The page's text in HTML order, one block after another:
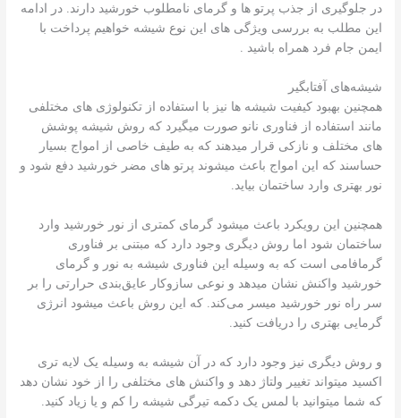
در جلوگیری از جذب پرتو ها و گرمای نامطلوب خورشید دارند. در ادامه
این مطلب به بررسی ویژگی های این نوع شیشه خواهیم پرداخت با
ایمن جام فرد همراه باشید .
شیشه‌های آفتابگیر
همچنین بهبود کیفیت شیشه ها نیز با استفاده از تکنولوژی های مختلفی
مانند استفاده از فناوری نانو صورت میگیرد که روش شیشه پوشش
های مختلف و نازکی قرار میدهند که به طیف خاصی از امواج بسیار
حساسند که این امواج باعث میشوند پرتو های مضر خورشید دفع شود و
نور بهتری وارد ساختمان بیاید.
همچنین این رویکرد باعث میشود گرمای کمتری از نور خورشید وارد
ساختمان شود اما روش دیگری وجود دارد که مبتنی بر فناوری
گرمافامی است که به وسیله این فناوری شیشه به نور و گرمای
خورشید واکنش نشان میدهد و نوعی سازوکار عایق‌بندی حرارتی را بر
سر راه نور خورشید میسر می‌کند. که این روش باعث میشود انرژی
گرمایی بهتری را دریافت کنید.
و روش دیگری نیز وجود دارد که در آن شیشه به وسیله یک لایه تری
اکسید میتواند تغییر ولتاژ دهد و واکنش های مختلفی را از خود نشان دهد
که شما میتوانید با لمس یک دکمه تیرگی شیشه را کم و یا زیاد کنید.